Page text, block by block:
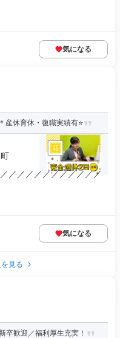
気になる
産休育休・復職実績有⭐
／／／／／／／／／／／
気になる
見る
卒歓迎／福利厚生充実！